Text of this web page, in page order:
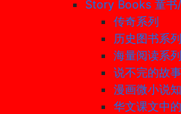
Story Books 童书
传奇系列
历史图书系列
海量阅读系列
说不完的故
漫画微小说
华文课文中